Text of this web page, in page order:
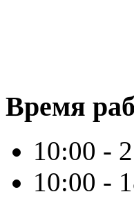
Время
10:00 -
10:00 -